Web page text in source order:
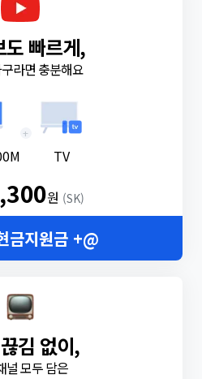
도 빠르게,
라면 충분해요
+
TV
원 (SK)
금지원금 +@
김 없이,
널 모두 담은